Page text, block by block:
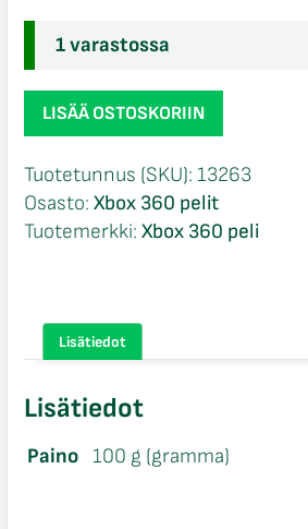
1 varastossa
Shift
2
CIB
Xbox
360
LISÄÄ OSTOSKORIIN
Tuotetunnus (SKU): 13263
Osasto: Xbox 360 pelit
Tuotemerkki: Xbox 360 peli
Lisätiedot
Lisätiedot
Paino 100 g (gramma)